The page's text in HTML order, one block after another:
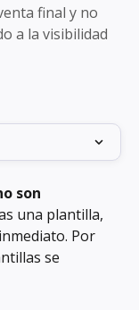
final y no
a la visibilidad
son
una plantilla,
Por
se